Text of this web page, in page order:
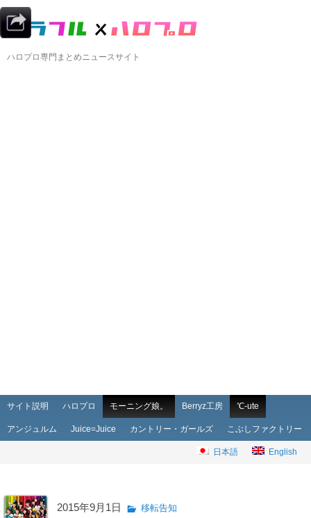
ハロプロ専門まとめニュースサイト
メインメニュー
メインコンテンツへ移動
サブコンテンツへ移動
サイト説明 ハロプロ モーニング娘。 Berryz工房 ℃-ute
アンジュルム Juice=Juice カントリー・ガールズ こぶしファクトリー
日本語 English
2015年9月1日 移転告知